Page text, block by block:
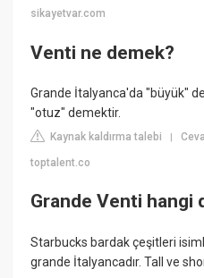
sikayetvar.com
Venti ne demek?
Grande İtalyanca'da "büyük"
"otuz" demektir.
Kaynak kaldırma talebi |
toptalent.co
Grande Venti hangi
Starbucks bardak çeşitleri
grande İtalyancadır. Tall ve